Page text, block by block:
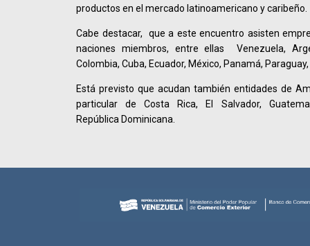
productos en el mercado latinoamericano y caribeño.
Cabe destacar, que a este encuentro asisten
naciones miembros, entre ellas Venezuela,
Colombia, Cuba, Ecuador, México, Panamá,
Está previsto que acudan también entidades de
particular de Costa Rica, El Salvador,
República Dominicana.